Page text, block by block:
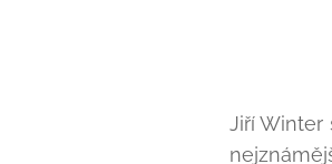
Jiří Winter